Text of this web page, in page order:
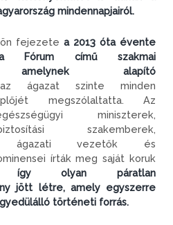
mindennapjairól.
fejezete a 2013 óta évente
Fórum című szakmai
amelynek alapító
ágazat szinte minden
megszólaltatta. Az
miniszterek,
szakemberek,
ágazati vezetők és
írták meg saját koruk
így olyan páratlan
jött létre, amely egyszerre
történeti forrás.